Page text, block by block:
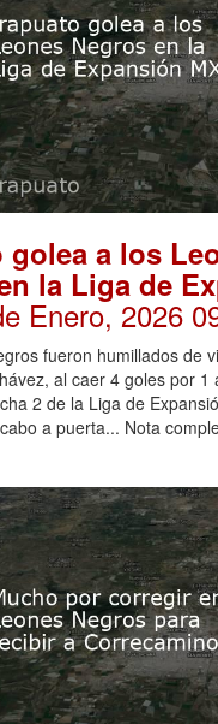
golea a los
la Liga de
Enero, 2026
fueron humillados de
al caer 4 goles por 1
2 de la Liga de
a puerta... Nota